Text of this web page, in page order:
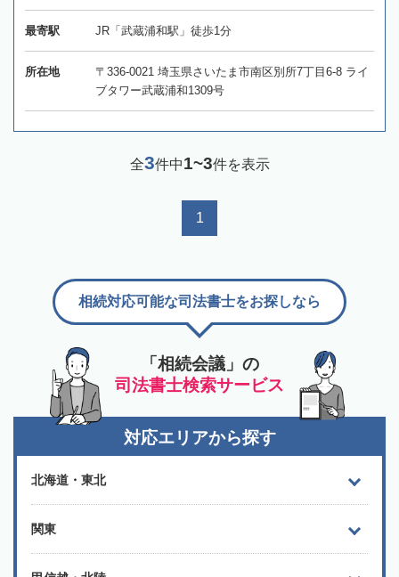
最寄駅 JR「武蔵浦和駅」徒歩1分
所在地
〒336-0021 埼玉県さいたま市南区別所7丁目6-8 ライ
ブタワー武蔵浦和1309号
全3件中1~3件を表示
1
「相続会議」の
司法書士検索サービス
相続対応可能な司法書士をお探しなら
対応エリアから探す
北海道・東北
関東